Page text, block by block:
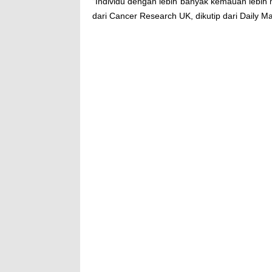
dari Cancer Research UK, dikutip dari Daily